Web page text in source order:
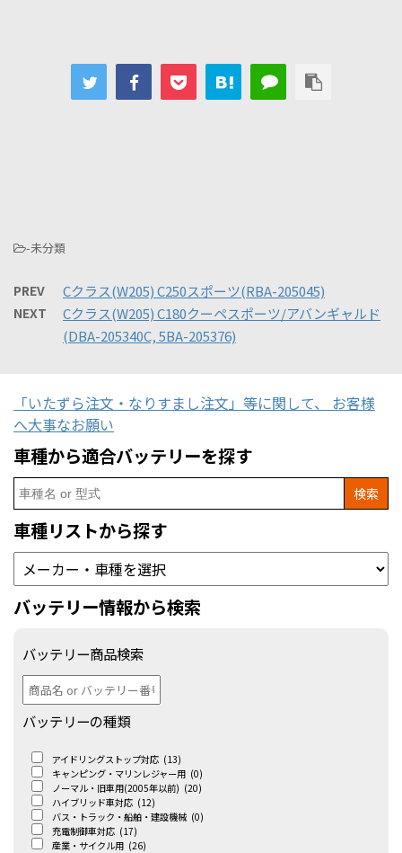
-未分類
PREV Cクラス(W205) C250スポーツ(RBA-205045)
NEXT
Cクラス(W205) C180クーペスポーツ/アバンギャルド
(DBA-205340C, 5BA-205376)
「いたずら注文・なりすまし注文」等に関して、 お客様
へ大事なお願い
車種から適合バッテリーを探す
Search
for:
車種リストから探す
バッテリー情報から検索
バッテリー商品検索
バッテリーの種類
アイドリングストップ対応 (13)
キャンピング・マリンレジャー用 (0)
ノーマル・旧車用(2005年以前) (20)
ハイブリッド車対応 (12)
バス・トラック・船舶・建設機械 (0)
充電制御車対応 (17)
産業・サイクル用 (26)